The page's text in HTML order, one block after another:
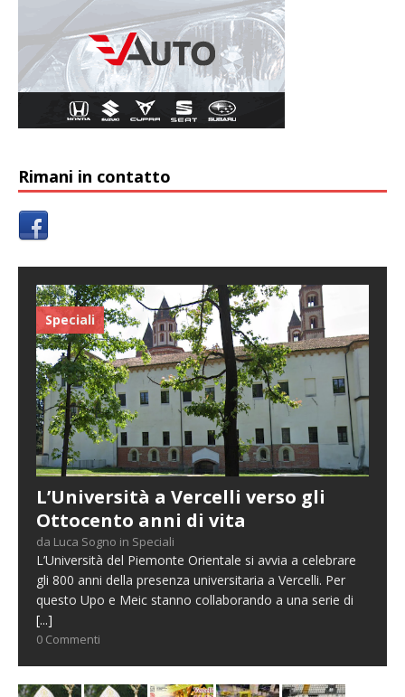
Rimani in contatto
Speciali
L’Università a Vercelli verso gli
Ottocento anni di vita
da Luca Sogno in Speciali
L’Università del Piemonte Orientale si avvia a celebrare
gli 800 anni della presenza universitaria a Vercelli. Per
questo Upo e Meic stanno collaborando a una serie di
[...]
0 Commenti